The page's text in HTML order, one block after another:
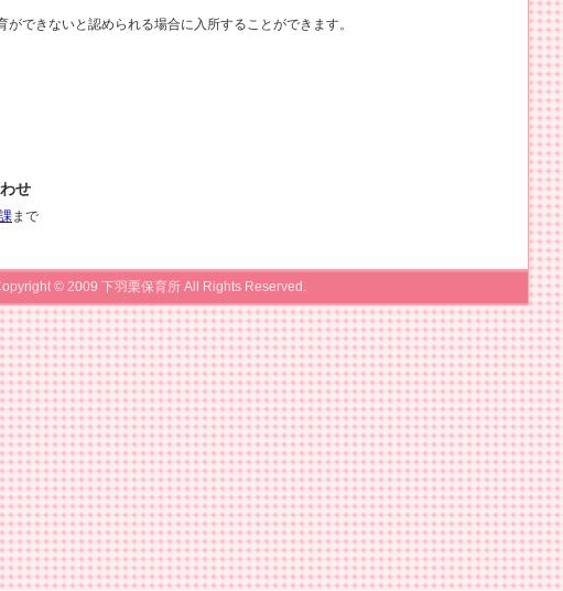
できないと認められる場合に入所することができます。
せ
まで
© 2009 下羽栗保育所 All Rights Reserved.